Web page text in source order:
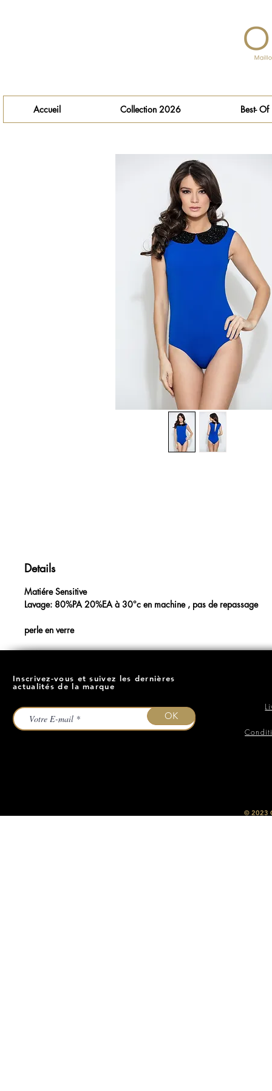
Accueil Collection 2026 Best- Of
Details
Matiére Sensitive
Lavage: 80%PA 20%EA à 30°c en machine , pas de repassage
perle en verre
Inscrivez-vous et suivez les dernières
actualités de la marque
OK
​© 2023